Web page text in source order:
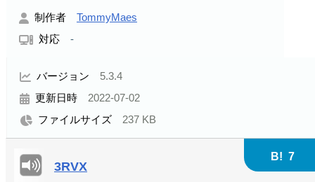
制作者 TommyMaes
対応 -
バージョン 5.3.4
更新日時 2022-07-02
ファイルサイズ 237 KB
3RVX
B! 7